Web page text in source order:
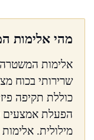
מהי אלימות
אלימות המשטרה
שרירותי בכוח
כוללת תקיפה
הפעלת אמצעים
מילולית.